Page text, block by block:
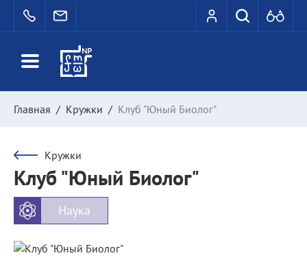
Главная / Кружки / Клуб "Юный Биолог"
Кружки
Клуб "Юный Биолог"
Наука